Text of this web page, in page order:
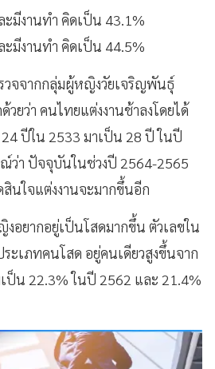
มีงานทำ คิดเป็น 43.1%
มีงานทำ คิดเป็น 44.5%
วจจากกลุ่มผู้หญิงวัยเจริญพันธุ์
ยว่า คนไทยแต่งงานช้าลงโดยได้
24 ปีใน 2533 มาเป็น 28 ปี ในปี
ว่า ปัจจุบันในช่วงปี 2564-2565
นใจแต่งงานจะมากขึ้นอีก
อยากอยู่เป็นโสดมากขึ้น ตัวเลขใน
ะเภทคนโสด อยู่คนเดียวสูงขึ้นจาก
ป็น 22.3% ในปี 2562 และ 21.4%